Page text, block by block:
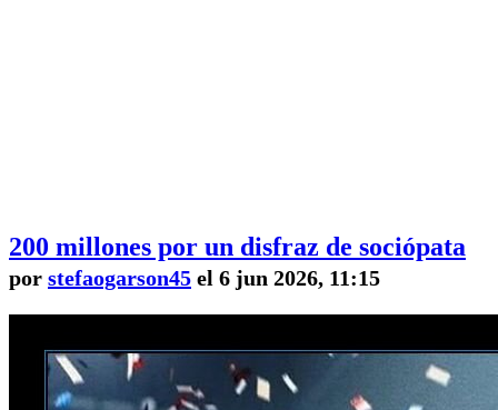
200 millones por un disfraz de sociópata
por stefaogarson45 el 6 jun 2026, 11:15